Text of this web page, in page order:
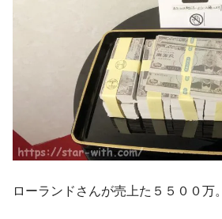
ローランドさんが売上た５５００万。